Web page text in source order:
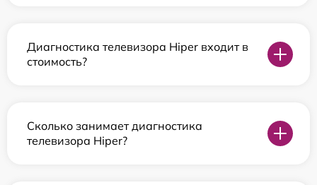
Диагностика телевизора Hiper входит в
стоимость?
Сколько занимает диагностика
телевизора Hiper?